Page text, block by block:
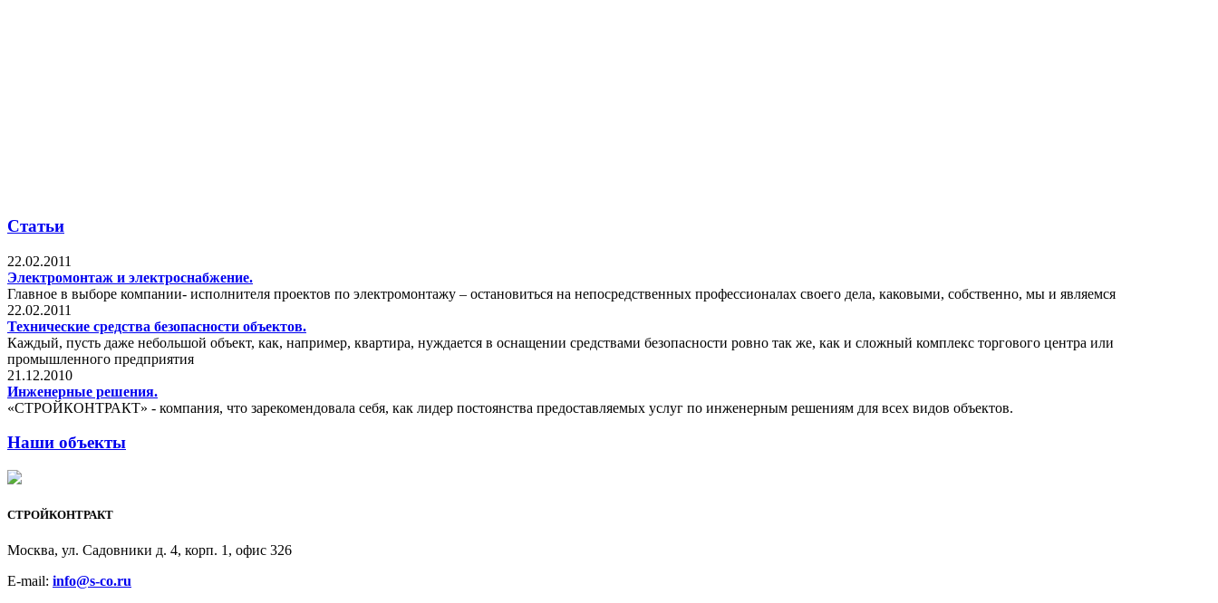
Статьи
22.02.2011
Электромонтаж и электроснабжение.
Главное в выборе компании- исполнителя проектов по электромонтажу – остановиться на непосредственных профессионалах своего дела, каковыми, собственно, мы и являемся
22.02.2011
Технические средства безопасности объектов.
Каждый, пусть даже небольшой объект, как, например, квартира, нуждается в оснащении средствами безопасности ровно так же, как и сложный комплекс торгового центра или
промышленного предприятия
21.12.2010
Инженерные решения.
«СТРОЙКОНТРАКТ» - компания, что зарекомендовала себя, как лидер постоянства предоставляемых услуг по инженерным решениям для всех видов объектов.
Наши объекты
СТРОЙКОНТРАКТ
Москва, ул. Садовники д. 4, корп. 1, офис 326
E-mail: info@s-co.ru